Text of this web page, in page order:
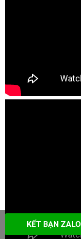
KẾT BẠN ZALO